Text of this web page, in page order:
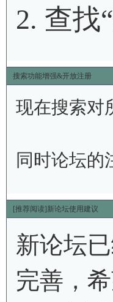
2. 查找
搜索功能增强&开放注册
现在搜索对
同时论坛的
[推荐阅读]新论坛使用建议
新论坛
完善，